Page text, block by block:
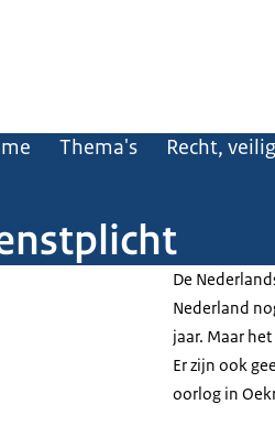
Thema's Recht,
De
Nederland
jaar. Maar
Er zijn ook
oorlog in